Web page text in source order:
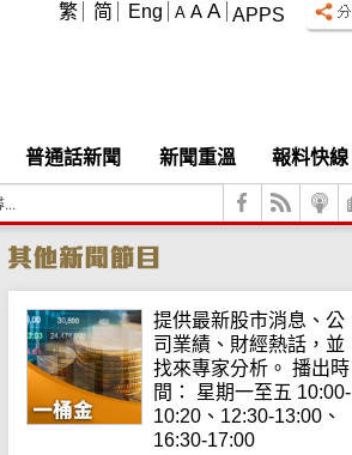
APPS
A A A
繁 简 Eng
普通話新聞 新聞重溫
報料快線
提供最新股市消息、公
司業績、財經熱話，並
找來專家分析。 播出時
間： 星期一至五 10:00-
10:20、12:30-13:00、
16:30-17:00